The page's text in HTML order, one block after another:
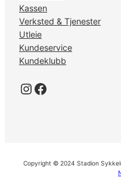
Kassen
Verksted & Tjenester
Utleie
Kundeservice
Kundeklubb
Instagram Facebook
Copyright © 2024 Stadion